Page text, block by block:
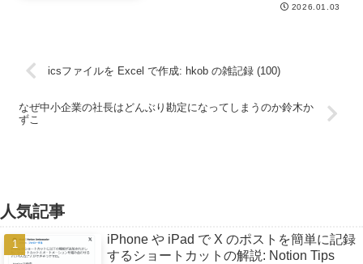
2026.01.03
icsファイルを Excel で作成: hkob の雑記録 (100)
なぜ中小企業の社長はどんぶり勘定になってしまうのか鈴木か
ずこ
人気記事
iPhone や iPad で X のポストを簡単に記録
するショートカットの解説: Notion Tips